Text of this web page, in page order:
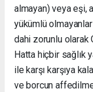
almayan) veya eşi,
yükümlü
dahi zorunlu olarak
Hatta hiçbir sağlık
ile karşı karşıya
ve borcun